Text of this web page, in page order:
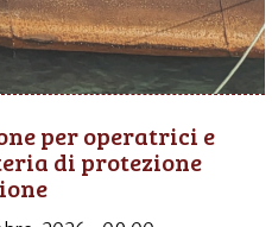
per operatrici e
di protezione